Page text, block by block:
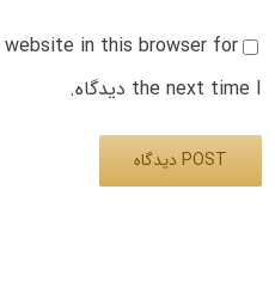
website in this browser for
the next time I دیدگاه.